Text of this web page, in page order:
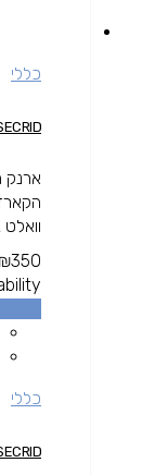
כללי
₪350
כללי